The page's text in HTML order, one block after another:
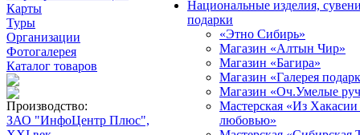
Карты
Туры
Организации
Фотогалерея
Каталог товаров
Производство:
ЗАО "ИнфоЦентр Плюс",
Национальные изделия,
подарки
«Этно Сибирь»
Магазин «Алтын Чир»
Магазин «Багира»
Магазин «Галерея
Магазин «Оч.Умелые
Мастерская «Из Хакасии
любовью»